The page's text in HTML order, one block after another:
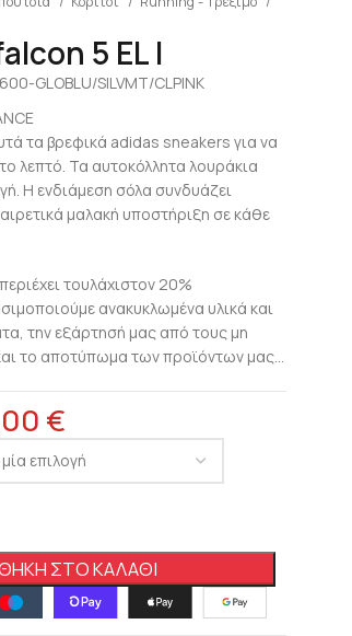
5 EL I
GLOBLU/SILVMT/CLPINK
τα βρεφικά adidas sneakers για να
λεπτό. Τα αυτοκόλλητα λουράκια
Η ενδιάμεση σόλα συνδυάζει
μαλακή υποστήριξη σε κάθε
τουλάχιστον 20%
ανακυκλωμένα υλικά και
την εξάρτησή μας από τους μη
το αποτύπωμα των προϊόντων μας…
€
ΣΤΟ ΚΑΛΆΘΙ